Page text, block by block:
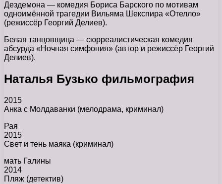
Дездемона — комедия Бориса Барского по мотивам
одноимённой трагедии Вильяма Шекспира «Отелло»
(режиссёр Георгий Делиев).
Белая танцовщица — сюрреалистическая комедия
абсурда «Ночная симфония» (автор и режиссёр Георгий
Делиев).
Наталья Бузько фильмография
2015
Анка с Молдаванки (мелодрама, криминал)
Рая
2015
Свет и тень маяка (криминал)
мать Галины
2014
Пляж (детектив)